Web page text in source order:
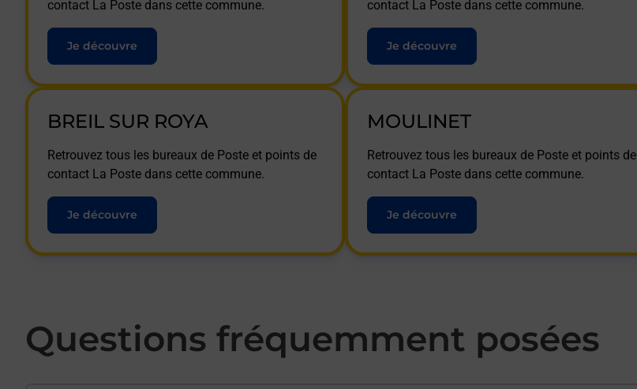
contact La Poste dans cette commune.
Je découvre
contact La Poste dans cette commune.
Je découvre
BREIL SUR ROYA
Retrouvez tous les bureaux de Poste et points de
contact La Poste dans cette commune.
Je découvre
MOULINET
Retrouvez tous les bureaux de Poste et points de
contact La Poste dans cette commune.
Je découvre
Questions fréquemment posées